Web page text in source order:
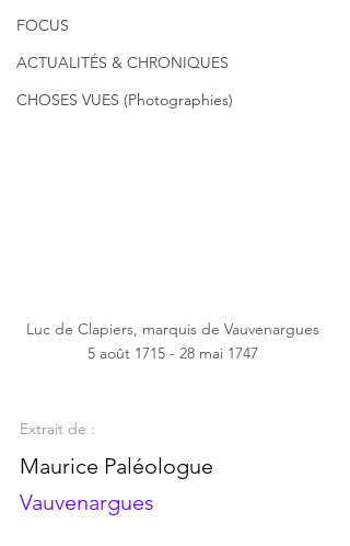
FOCUS
ACTUALITÉS & CHRONIQUES
CHOSES VUES (Photographies)
Luc de Clapiers, marquis de Vauvenargues
5 août 1715 - 28 mai 1747
Extrait de :
Maurice Paléologue
Vauvenargues